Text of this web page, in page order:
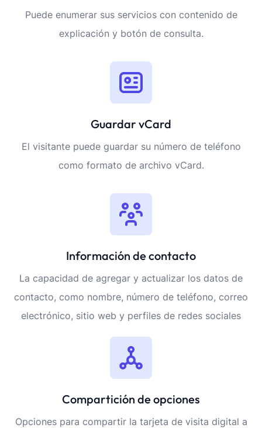
Puede enumerar sus servicios con contenido de
explicación y botón de consulta.
Guardar vCard
El visitante puede guardar su número de teléfono
como formato de archivo vCard.
Información de contacto
La capacidad de agregar y actualizar los datos de
contacto, como nombre, número de teléfono, correo
electrónico, sitio web y perfiles de redes sociales
Compartición de opciones
Opciones para compartir la tarjeta de visita digital a